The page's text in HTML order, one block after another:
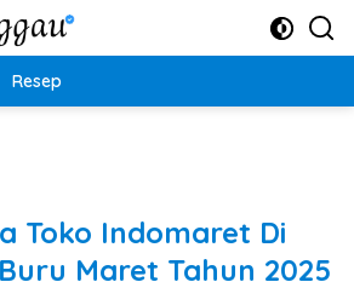
Resep
Toko Indomaret Di
Maret Tahun 2025